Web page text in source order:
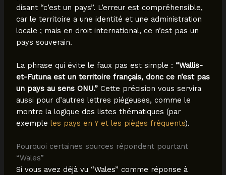
disant “c’est un pays”. L’erreur est compréhensible,
car le territoire a une identité et une administration
locale ; mais en droit international, ce n’est pas un
pays souverain.
La phrase qui évite le faux pas est simple : “Wallis-
et-Futuna est un territoire français, donc ce n’est pas
un pays au sens ONU.”Cette précision vous servira
aussi pour d’autres lettres piégeuses, comme le
montre la logique des listes thématiques (par
exemple les pays en Y et les pièges fréquents).
Pourquoi certaines sources répondent pourtant
“Wales”
Si vous avez déjà vu “Wales” comme réponse à